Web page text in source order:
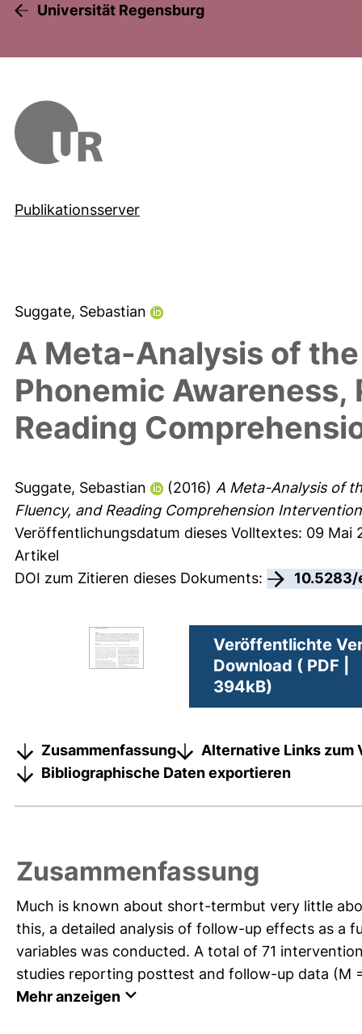
Universität Regensburg
Publikationsserver
Suggate, Sebastian
A Meta-Analysis of
Phonemic Awareness,
Reading
Suggate, Sebastian (2016) A Meta-Analysis of
Fluency, and Reading Comprehension
Veröffentlichungsdatum dieses Volltextes: 09 Mai
Artikel
DOI zum Zitieren dieses Dokuments:
Veröffentlichte
Download ( PDF |
394kB)
Zusammenfassung
Alternative Links zum
Bibliographische Daten exportieren
Zusammenfassung
Much is known about short-termbut very little
this, a detailed analysis of follow-up effects as a
variables was conducted. A total of 71
studies reporting posttest and follow-up data (M
Mehr anzeigen